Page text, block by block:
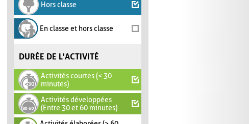
Hors classe
En classe et hors classe
DURÉE DE L'ACTIVITÉ
Activités courtes (< 30
minutes)
Activités développées
(Entre 30 et 60 minutes)